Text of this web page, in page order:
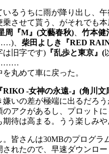
るうちに雨が降り出し、
乗させて貰う、がそれでも
周『M』(文藝春秋) 竹本健
、 柴田よしき『RED
は旧字です) 『乱歩と東京』(
丸めて車に戻った。
RIKO -女神の永遠-』(角川文
嫌いの差が極端に出るだろ
のアクがあるし、プロット
期待は高まる。うう楽しみ
皆さんは30MBのプログラ
されたので、早速ダウンロ